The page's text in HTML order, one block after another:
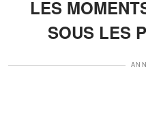
LES
SOUS LES